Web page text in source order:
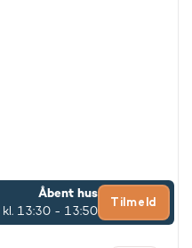
Åbent hus
kl. 13:30 - 13:50
Tilmeld